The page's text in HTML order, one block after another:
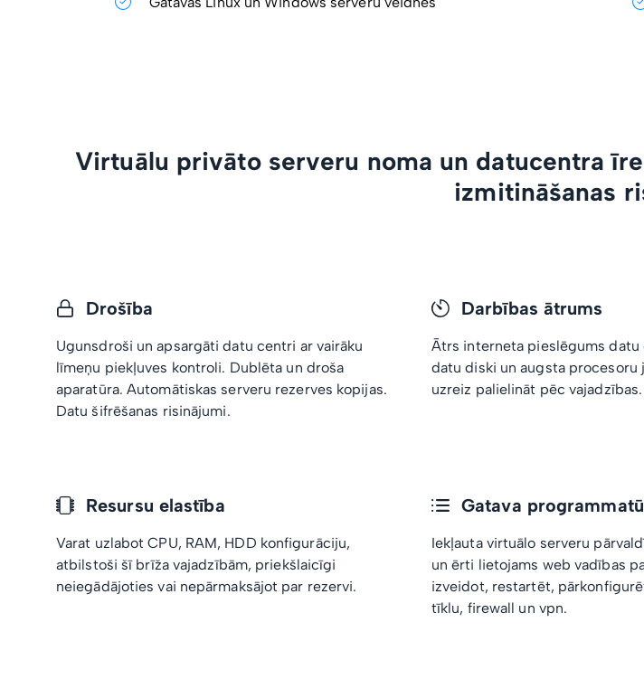
Virtuālu privāto serveru noma un datucentra
izmitināšanas
Drošība
Ugunsdroši un apsargāti datu centri ar vairāku
līmeņu piekļuves kontroli. Dublēta un droša
aparatūra. Automātiskas serveru rezerves kopijas.
Datu šifrēšanas risinājumi.
Darbības ātrums
Ātrs interneta pieslēgums datu
datu diski un augsta procesoru
uzreiz palielināt pēc vajadzības.
Resursu elastība
Varat uzlabot CPU, RAM, HDD konfigurāciju,
atbilstoši šī brīža vajadzībām, priekšlaicīgi
neiegādājoties vai nepārmaksājot par rezervi.
Gatava
Iekļauta virtuālo serveru
un ērti lietojams web vadības
izveidot, restartēt,
tīklu, firewall un vpn.